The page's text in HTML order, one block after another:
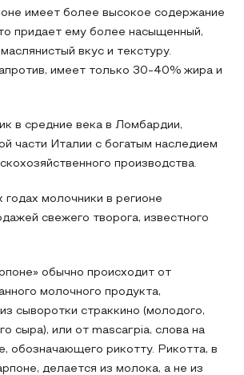
имеет более высокое содержание
придает ему более насыщенный,
вкус и текстуру.
имеет только 30-40% жира и
в средние века в Ломбардии,
части Италии с богатым наследием
производства.
молочники в регионе
свежего творога, известного
обычно происходит от
молочного продукта,
сыворотки страккино (молодого,
сыра), или от mascarpia, слова на
обозначающего рикотту. Рикотта, в
делается из молока, а не из